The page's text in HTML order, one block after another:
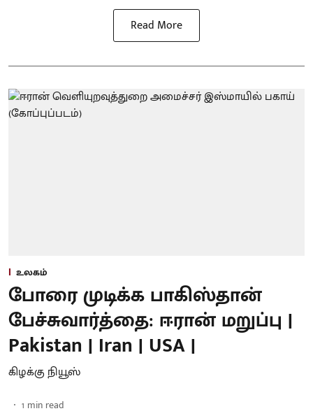
Read More
உலகம்
போரை முடிக்க பாகிஸ்தான்
பேச்சுவார்த்தை: ஈரான் மறுப்பு |
Pakistan | Iran | USA |
கிழக்கு நியூஸ்
1 min read